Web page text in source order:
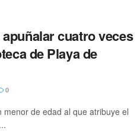
cuatro veces
de Playa de
0
de edad al que atribuye el